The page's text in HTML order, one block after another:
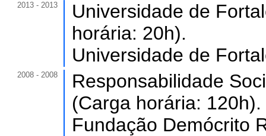
2013 - 2013
Universidade de
horária: 20h).
Universidade de
2008 - 2008
Responsabilidade
(Carga horária: 120h).
Fundação Demócrito